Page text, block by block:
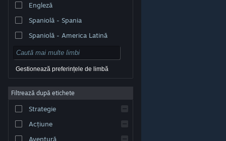
© Valve Corporation. Toate drepturile rezervate. Toate
respectivi în SUA și celelalte țări.
Acordul Steam pentru abonați
Cookie-uri
Engleză
Spaniolă - Spania
Spaniolă - America Latină
Gestionează preferințele de limbă
Filtrează după etichete
Strategie
Acțiune
Aventură